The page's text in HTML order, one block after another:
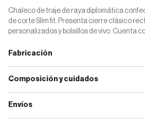
Chaleco de traje de raya diplomática
de corte Slim fit. Presenta cierre clásico
personalizados y bolsillos de vivo. Cuenta
Fabricación
Composición y cuidados
Envíos